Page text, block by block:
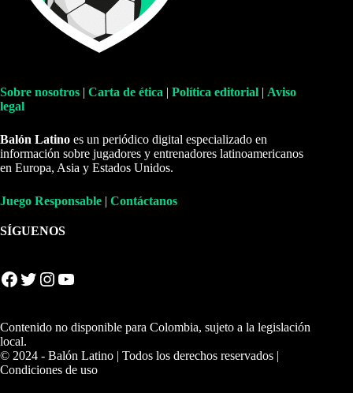
Sobre nosotros | Carta de ética | Política editorial | Aviso
legal
Balón Latino es un periódico digital especializado en
información sobre jugadores y entrenadores latinoamericanos
en Europa, Asia y Estados Unidos.
Juego Responsable | Contáctanos
SÍGUENOS
Facebook Twitter Instagram YouTube
Contenido no disponible para Colombia, sujeto a la legislación
local.
© 2024 - Balón Latino | Todos los derechos reservados |
Condiciones de uso